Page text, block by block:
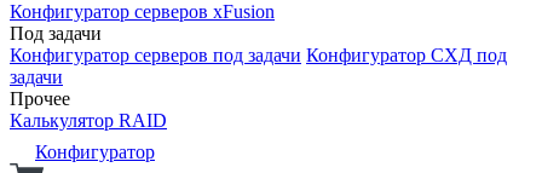
Конфигуратор серверов xFusion
Под задачи
Конфигуратор серверов под задачи Конфигуратор СХД под
задачи
Прочее
Калькулятор RAID
Конфигуратор